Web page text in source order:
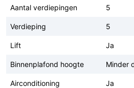
Aantal verdiepingen 5
Verdieping 5
Lift Ja
Binnenplafond hoogte Minder
Airconditioning Ja